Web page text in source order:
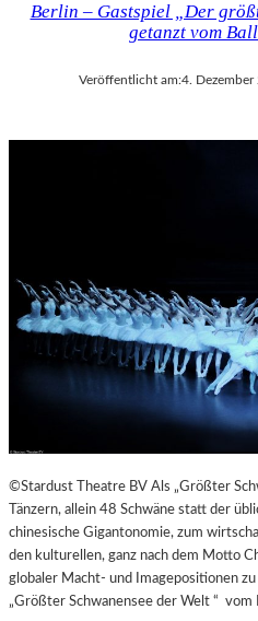
Berlin – Gastspiel „Der
getanzt vom
Veröffentlicht am:4. Dezember
©Stardust Theatre BV Als „Größter
Tänzern, allein 48 Schwäne statt der
chinesische Gigantonomie, zum
den kulturellen, ganz nach dem Motto
globaler Macht- und Imagepositionen
„Größter Schwanensee der Welt “ vom